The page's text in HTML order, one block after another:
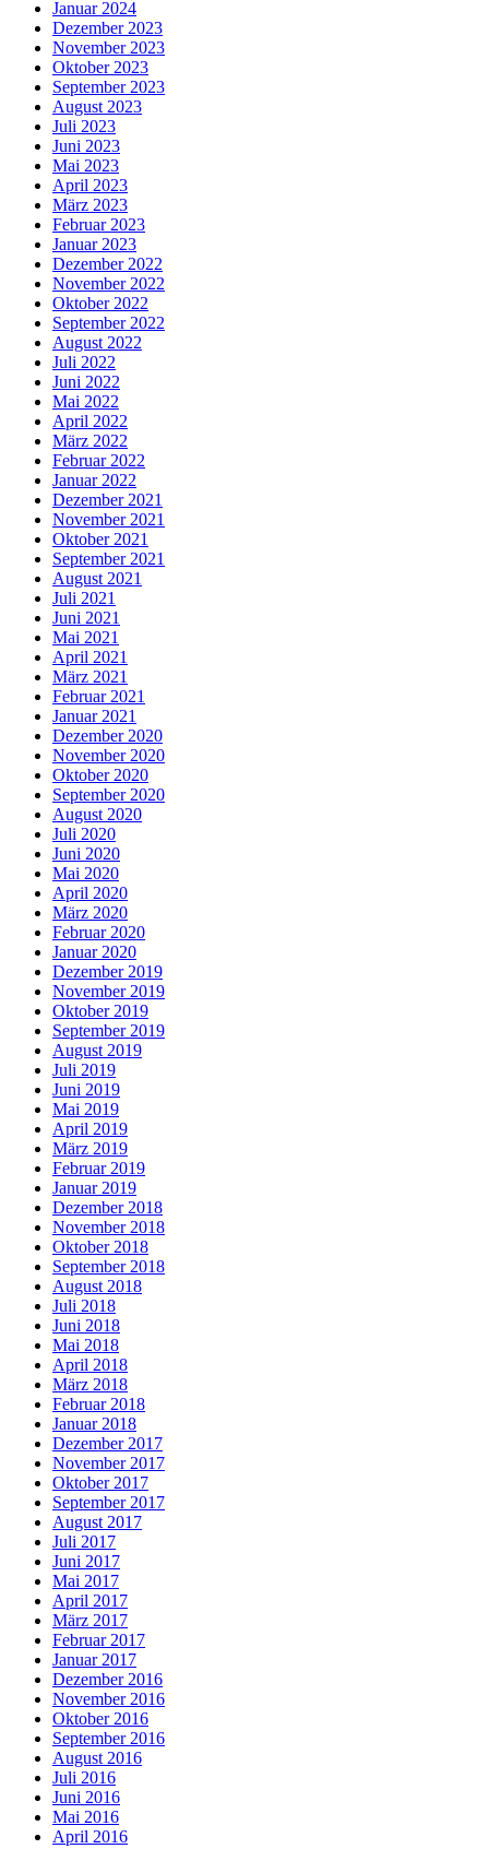
Januar 2024
Dezember 2023
November 2023
Oktober 2023
September 2023
August 2023
Juli 2023
Juni 2023
Mai 2023
April 2023
März 2023
Februar 2023
Januar 2023
Dezember 2022
November 2022
Oktober 2022
September 2022
August 2022
Juli 2022
Juni 2022
Mai 2022
April 2022
März 2022
Februar 2022
Januar 2022
Dezember 2021
November 2021
Oktober 2021
September 2021
August 2021
Juli 2021
Juni 2021
Mai 2021
April 2021
März 2021
Februar 2021
Januar 2021
Dezember 2020
November 2020
Oktober 2020
September 2020
August 2020
Juli 2020
Juni 2020
Mai 2020
April 2020
März 2020
Februar 2020
Januar 2020
Dezember 2019
November 2019
Oktober 2019
September 2019
August 2019
Juli 2019
Juni 2019
Mai 2019
April 2019
März 2019
Februar 2019
Januar 2019
Dezember 2018
November 2018
Oktober 2018
September 2018
August 2018
Juli 2018
Juni 2018
Mai 2018
April 2018
März 2018
Februar 2018
Januar 2018
Dezember 2017
November 2017
Oktober 2017
September 2017
August 2017
Juli 2017
Juni 2017
Mai 2017
April 2017
März 2017
Februar 2017
Januar 2017
Dezember 2016
November 2016
Oktober 2016
September 2016
August 2016
Juli 2016
Juni 2016
Mai 2016
April 2016